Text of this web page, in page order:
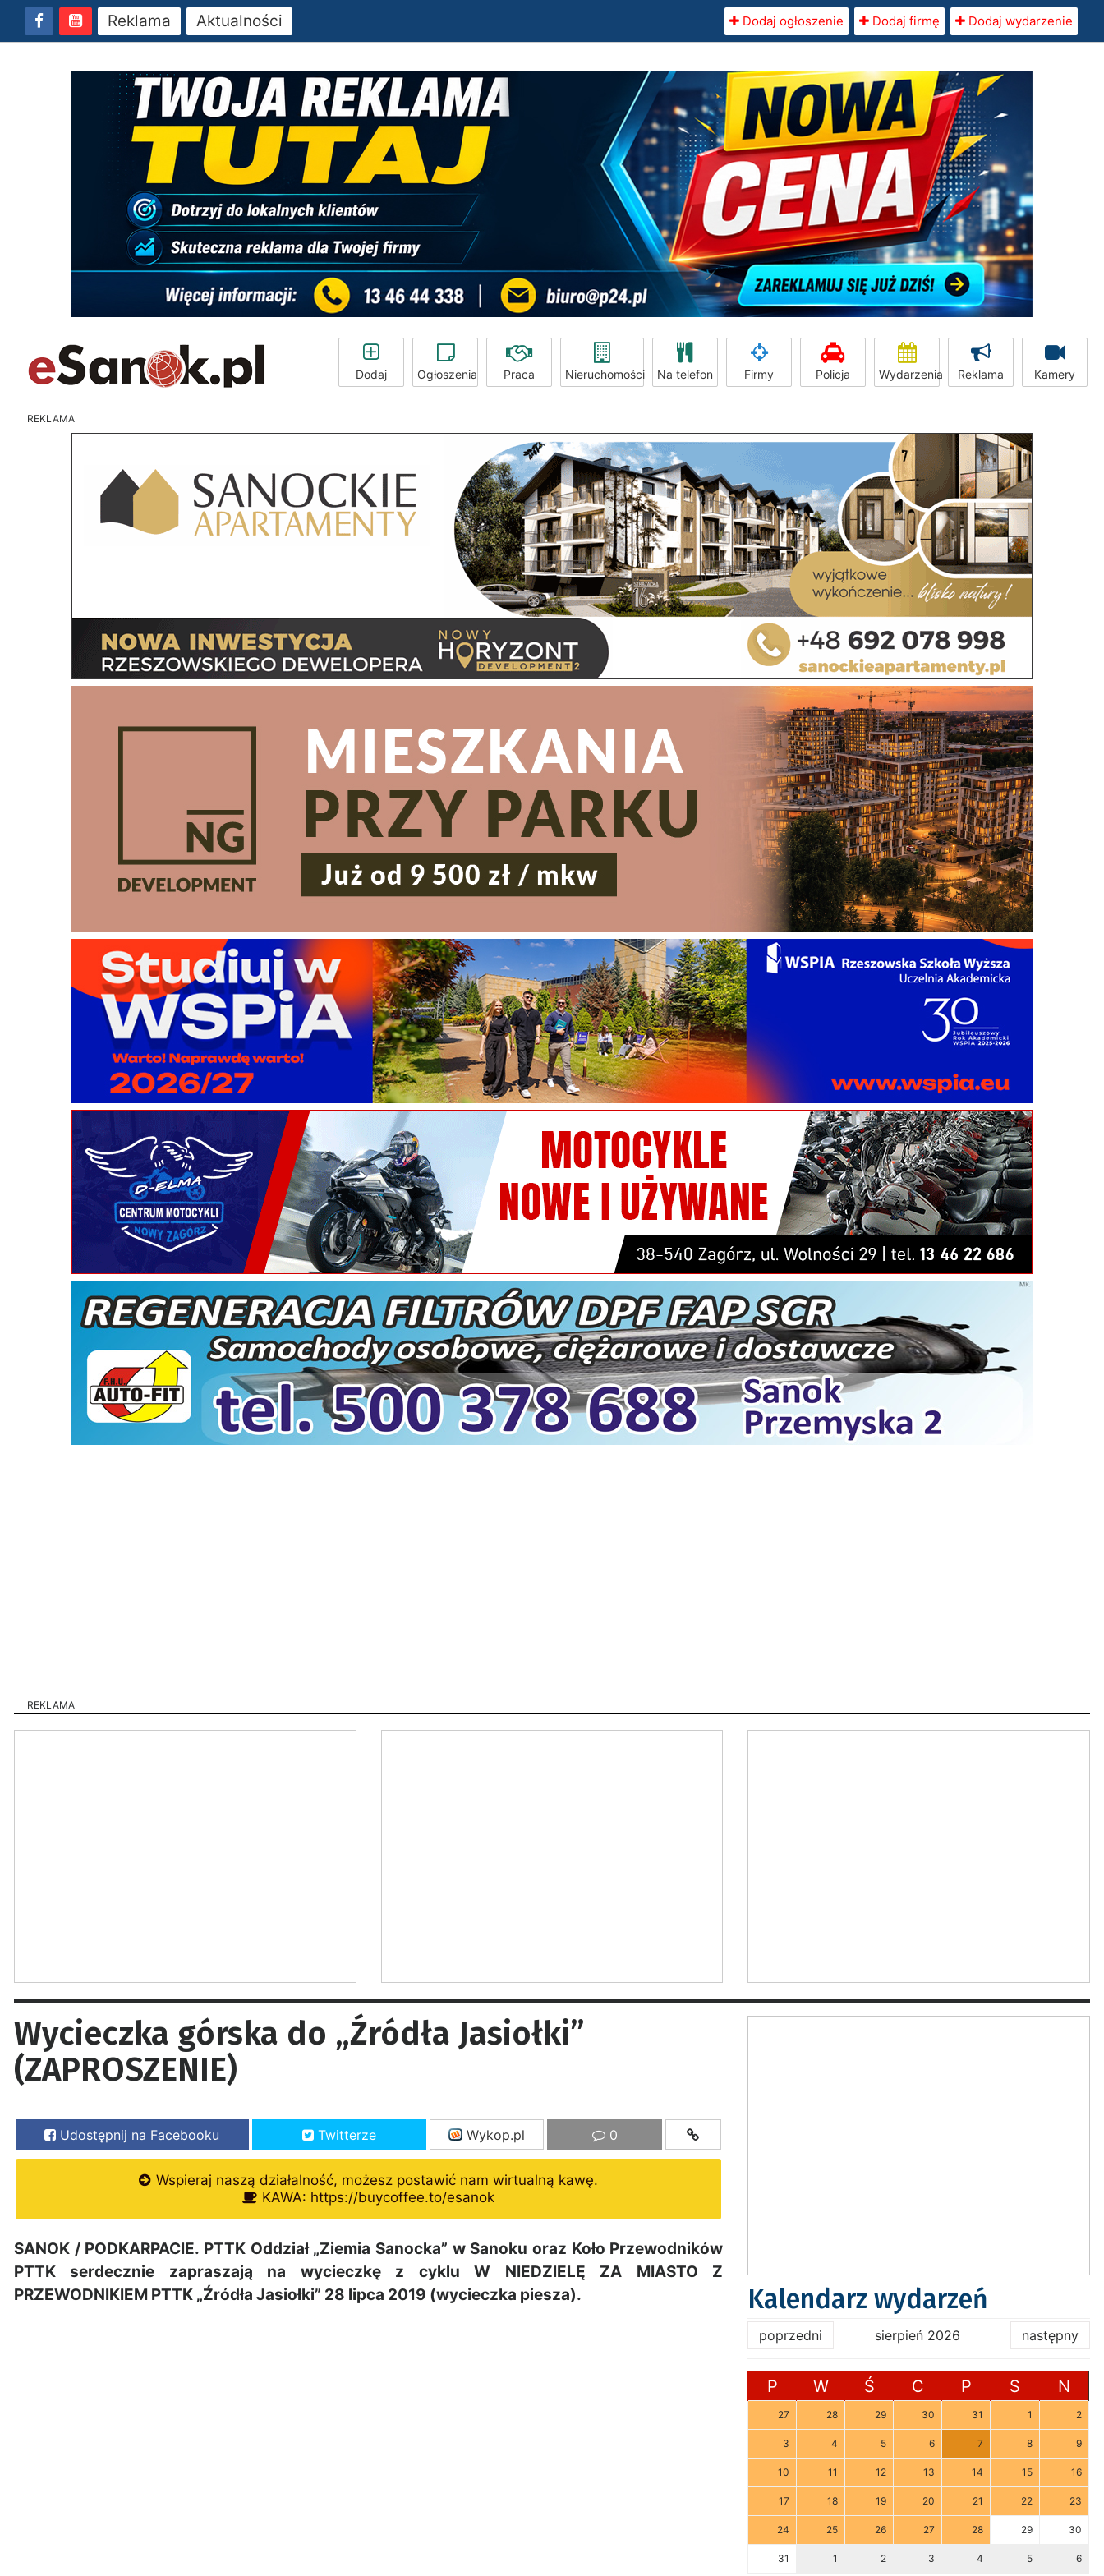
Reklama Aktualności Dodaj ogłoszenie Dodaj firmę Dodaj wydarzenie
Dodaj Ogłoszenia Praca Nieruchomości Na telefon Firmy Policja Wydarzenia Reklama Kamery
REKLAMA
REKLAMA
Wycieczka górska do „Źródła Jasiołki”
(ZAPROSZENIE)
Udostępnij na Facebooku Twitterze Wykop.pl 0
Wspieraj naszą działalność, możesz postawić nam wirtualną kawę.
KAWA: https://buycoffee.to/esanok
SANOK / PODKARPACIE. PTTK Oddział „Ziemia Sanocka” w Sanoku oraz Koło Przewodników
PTTK serdecznie zapraszają na wycieczkę z cyklu W NIEDZIELĘ ZA MIASTO Z
PRZEWODNIKIEM PTTK „Źródła Jasiołki” 28 lipca 2019 (wycieczka piesza).
Kalendarz wydarzeń
poprzedni sierpień 2026 następny
P W Ś C P S N
27 28 29 30 31 1 2
3 4 5 6 7 8 9
10 11 12 13 14 15 16
17 18 19 20 21 22 23
24 25 26 27 28 29 30
31 1 2 3 4 5 6